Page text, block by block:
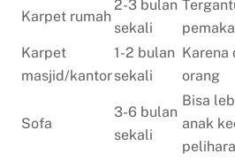
Karpet rumah
2-3 bulan
sekali
Karpet
masjid/kantor
1-2 bulan
sekali
Karena
orang
Sofa
3-6 bulan
sekali
Bisa
anak